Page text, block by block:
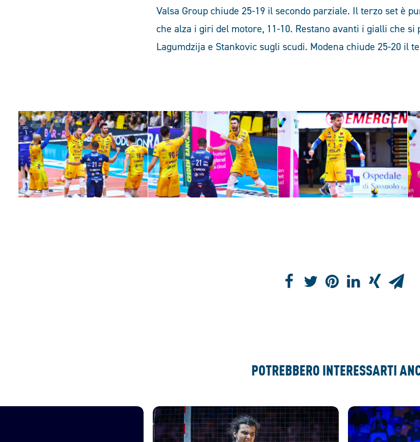
Valsa Group chiude 25-19 il secondo parziale. Il terzo set è
che alza i giri del motore, 11-10. Restano avanti i gialli che si
Lagumdzija e Stankovic sugli scudi. Modena chiude 25-20 il
POTREBBERO INTERESSARTI